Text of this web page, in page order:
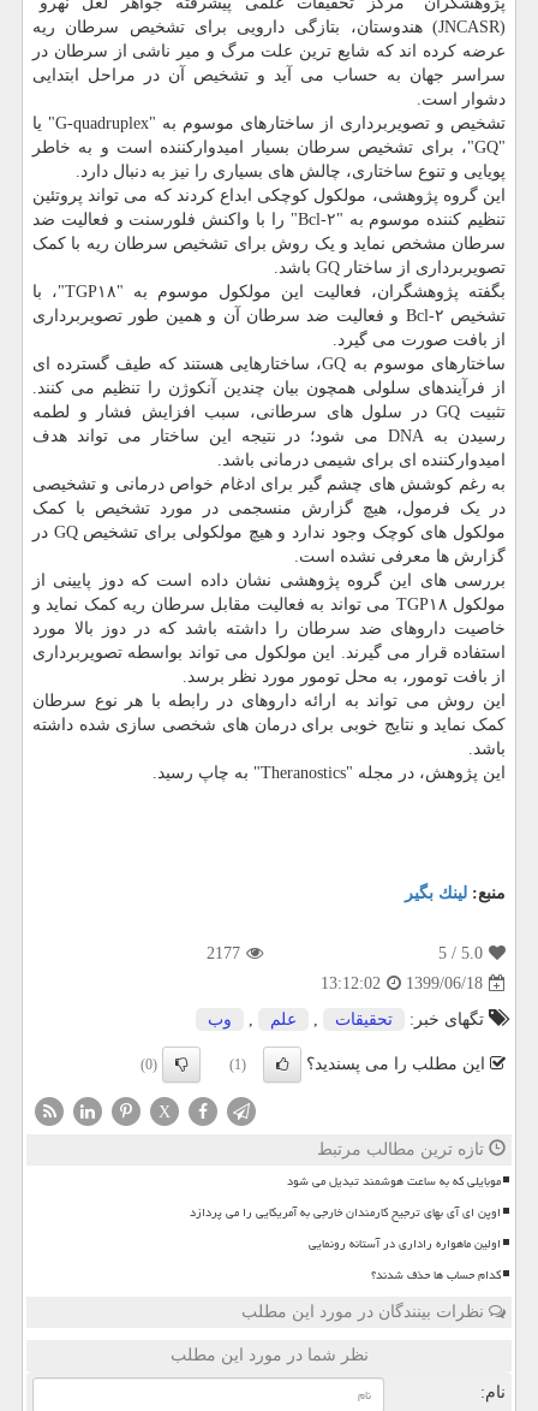
(JNCASR) هندوستان، بتازگی دارویی برای تشخیص سرطان ریه
عرضه کرده اند که شایع ترین علت مرگ و میر ناشی از سرطان در
سراسر جهان به حساب می آید و تشخیص آن در مراحل ابتدایی
دشوار است.
تشخیص و تصویربرداری از ساختارهای موسوم به "G-quadruplex" یا
"GQ"، برای تشخیص سرطان بسیار امیدوارکننده است و به خاطر
پویایی و تنوع ساختاری، چالش های بسیاری را نیز به دنبال دارد.
این گروه پژوهشی، مولکول کوچکی ابداع کردند که می تواند پروتئین
تنظیم کننده موسوم به "Bcl-۲" را با واکنش فلورسنت و فعالیت ضد
سرطان مشخص نماید و یک روش برای تشخیص سرطان ریه با کمک
تصویربرداری از ساختار GQ باشد.
بگفته پژوهشگران، فعالیت این مولکول موسوم به "TGP۱۸"، با
تشخیص Bcl-۲ و فعالیت ضد سرطان آن و همین طور تصویربرداری
از بافت صورت می گیرد.
ساختارهای موسوم به GQ، ساختارهایی هستند که طیف گسترده ای
از فرآیندهای سلولی همچون بیان چندین آنکوژن را تنظیم می کنند.
تثبیت GQ در سلول های سرطانی، سبب افزایش فشار و لطمه
رسیدن به DNA می شود؛ در نتیجه این ساختار می تواند هدف
امیدوارکننده ای برای شیمی درمانی باشد.
به رغم کوشش های چشم گیر برای ادغام خواص درمانی و تشخیصی
در یک فرمول، هیچ گزارش منسجمی در مورد تشخیص با کمک
مولکول های کوچک وجود ندارد و هیچ مولکولی برای تشخیص GQ در
گزارش ها معرفی نشده است.
بررسی های این گروه پژوهشی نشان داده است که دوز پایینی از
مولکول TGP۱۸ می تواند به فعالیت مقابل سرطان ریه کمک نماید و
خاصیت داروهای ضد سرطان را داشته باشد که در دوز بالا مورد
استفاده قرار می گیرند. این مولکول می تواند بواسطه تصویربرداری
از بافت تومور، به محل تومور مورد نظر برسد.
این روش می تواند به ارائه داروهای در رابطه با هر نوع سرطان
کمک نماید و نتایج خوبی برای درمان های شخصی سازی شده داشته
باشد.
این پژوهش، در مجله "Theranostics" به چاپ رسید.
منبع: لینك بگیر
5.0
/ 5
2177
1399/06/18
13:12:02
تگهای خبر:
تحقیقات , علم , وب
این مطلب را می پسندید؟ (1)
(0)
X
تازه ترین مطالب مرتبط
موبایلی که به ساعت هوشمند تبدیل می شود
اوپن ای آی بهای ترجیح کارمندان خارجی به آمریکایی را می پردازد
اولین ماهواره راداری در آستانه رونمایی
کدام حساب ها حذف شدند؟
نظرات بینندگان در مورد این مطلب
نظر شما در مورد این مطلب
نام: